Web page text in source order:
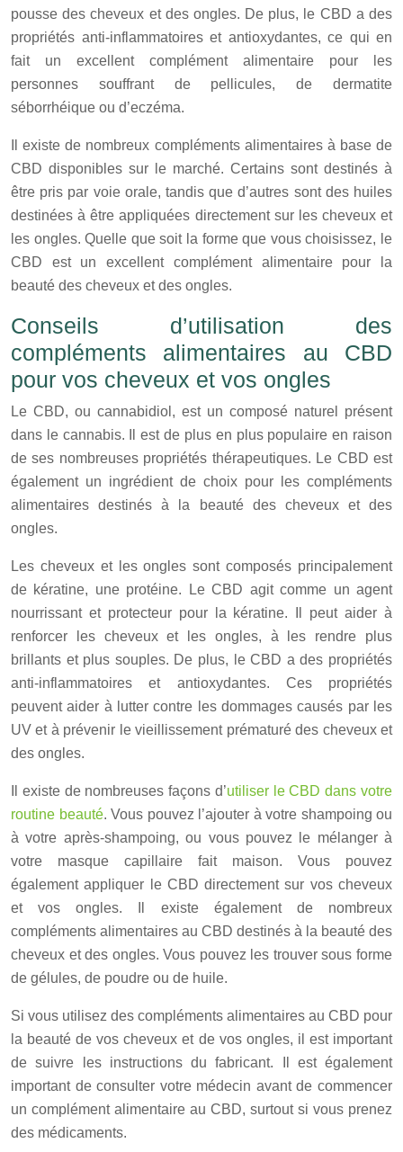
pousse des cheveux et des ongles. De plus, le CBD a des
propriétés anti-inflammatoires et antioxydantes, ce qui en
fait un excellent complément alimentaire pour les
personnes souffrant de pellicules, de dermatite
séborrhéique ou d’eczéma.
Il existe de nombreux compléments alimentaires à base de
CBD disponibles sur le marché. Certains sont destinés à
être pris par voie orale, tandis que d’autres sont des huiles
destinées à être appliquées directement sur les cheveux et
les ongles. Quelle que soit la forme que vous choisissez, le
CBD est un excellent complément alimentaire pour la
beauté des cheveux et des ongles.
Conseils d’utilisation des
compléments alimentaires au CBD
pour vos cheveux et vos ongles
Le CBD, ou cannabidiol, est un composé naturel présent
dans le cannabis. Il est de plus en plus populaire en raison
de ses nombreuses propriétés thérapeutiques. Le CBD est
également un ingrédient de choix pour les compléments
alimentaires destinés à la beauté des cheveux et des
ongles.
Les cheveux et les ongles sont composés principalement
de kératine, une protéine. Le CBD agit comme un agent
nourrissant et protecteur pour la kératine. Il peut aider à
renforcer les cheveux et les ongles, à les rendre plus
brillants et plus souples. De plus, le CBD a des propriétés
anti-inflammatoires et antioxydantes. Ces propriétés
peuvent aider à lutter contre les dommages causés par les
UV et à prévenir le vieillissement prématuré des cheveux et
des ongles.
Il existe de nombreuses façons d’utiliser le CBD dans votre
routine beauté. Vous pouvez l’ajouter à votre shampoing ou
à votre après-shampoing, ou vous pouvez le mélanger à
votre masque capillaire fait maison. Vous pouvez
également appliquer le CBD directement sur vos cheveux
et vos ongles. Il existe également de nombreux
compléments alimentaires au CBD destinés à la beauté des
cheveux et des ongles. Vous pouvez les trouver sous forme
de gélules, de poudre ou de huile.
Si vous utilisez des compléments alimentaires au CBD pour
la beauté de vos cheveux et de vos ongles, il est important
de suivre les instructions du fabricant. Il est également
important de consulter votre médecin avant de commencer
un complément alimentaire au CBD, surtout si vous prenez
des médicaments.